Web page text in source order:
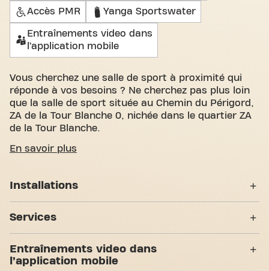
Accès PMR Yanga Sportswater
Entraînements video dans
l’application mobile
Vous cherchez une salle de sport à proximité qui
réponde à vos besoins ? Ne cherchez pas plus loin
que la salle de sport située au Chemin du Périgord,
ZA de la Tour Blanche 0, nichée dans le quartier ZA
de la Tour Blanche.
Nous savons à quel point il est important de
d'espace d'entraînement et des entraîneurs
chaque étape. Notre salle de sport offre une grande
variété d'équipements, de séances d'entraînement
vidéo et entraînement personnel. Mais ce qui nous
distingue vraiment, c'est le sens de la communauté
que nous avons créé - un endroit où vous trouverez
En savoir plus
Installations
Douches
Services
Entraînement Personnel
Entraînements video dans
l’application mobile